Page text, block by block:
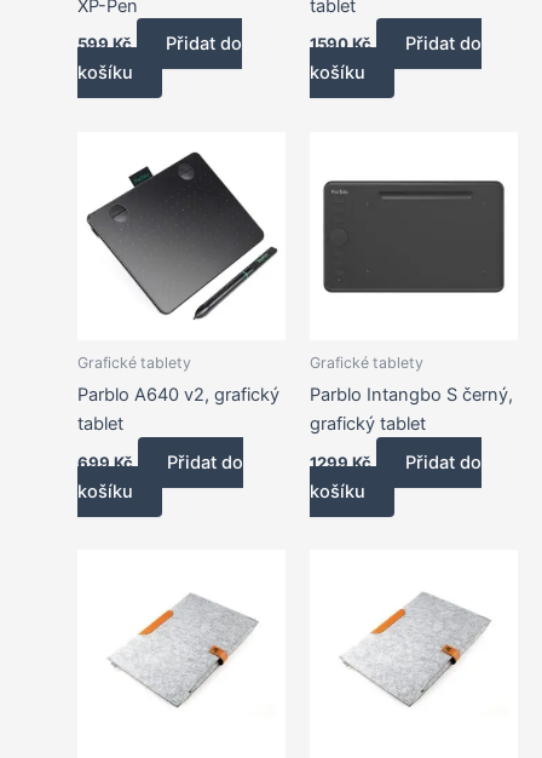
XP-Pen
599Kč
Přidat do
košíku
tablet
1590Kč
Přidat do
košíku
Grafické tablety
Parblo A640 v2, grafický
tablet
699Kč
Přidat do
košíku
Grafické tablety
Parblo Intangbo S černý,
grafický tablet
1299Kč
Přidat do
košíku